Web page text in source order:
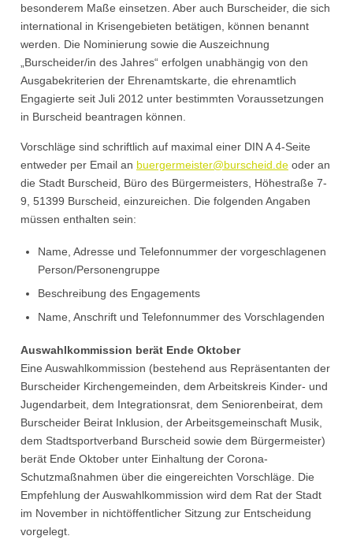
besonderem Maße einsetzen. Aber auch Burscheider, die sich
international in Krisengebieten betätigen, können benannt
werden. Die Nominierung sowie die Auszeichnung
„Burscheider/in des Jahres“ erfolgen unabhängig von den
Ausgabekriterien der Ehrenamtskarte, die ehrenamtlich
Engagierte seit Juli 2012 unter bestimmten Voraussetzungen
in Burscheid beantragen können.
Vorschläge sind schriftlich auf maximal einer DIN A 4-Seite
entweder per Email an buergermeister@burscheid.de oder an
die Stadt Burscheid, Büro des Bürgermeisters, Höhestraße 7-
9, 51399 Burscheid, einzureichen. Die folgenden Angaben
müssen enthalten sein:
Name, Adresse und Telefonnummer der vorgeschlagenen
Person/Personengruppe
Beschreibung des Engagements
Name, Anschrift und Telefonnummer des Vorschlagenden
Auswahlkommission berät Ende Oktober
Eine Auswahlkommission (bestehend aus Repräsentanten der
Burscheider Kirchengemeinden, dem Arbeitskreis Kinder- und
Jugendarbeit, dem Integrationsrat, dem Seniorenbeirat, dem
Burscheider Beirat Inklusion, der Arbeitsgemeinschaft Musik,
dem Stadtsportverband Burscheid sowie dem Bürgermeister)
berät Ende Oktober unter Einhaltung der Corona-
Schutzmaßnahmen über die eingereichten Vorschläge. Die
Empfehlung der Auswahlkommission wird dem Rat der Stadt
im November in nichtöffentlicher Sitzung zur Entscheidung
vorgelegt.